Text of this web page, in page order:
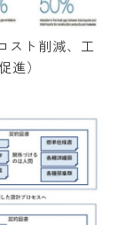
スト削減、工
進）